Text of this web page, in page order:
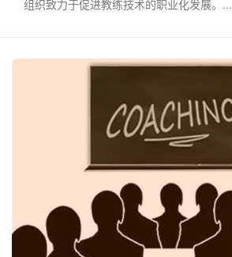
组织致力于促进教练技术的职业化发展。...